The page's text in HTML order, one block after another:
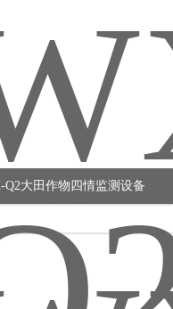
Q2大田作物四情监测设备